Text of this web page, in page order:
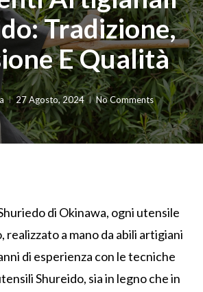
Tradizione,
E Qualità
27 Agosto, 2024 No Comments
di Okinawa, ogni utensile
realizzato a mano da abili artigiani
di esperienza con le tecniche
Shureido, sia in legno che in